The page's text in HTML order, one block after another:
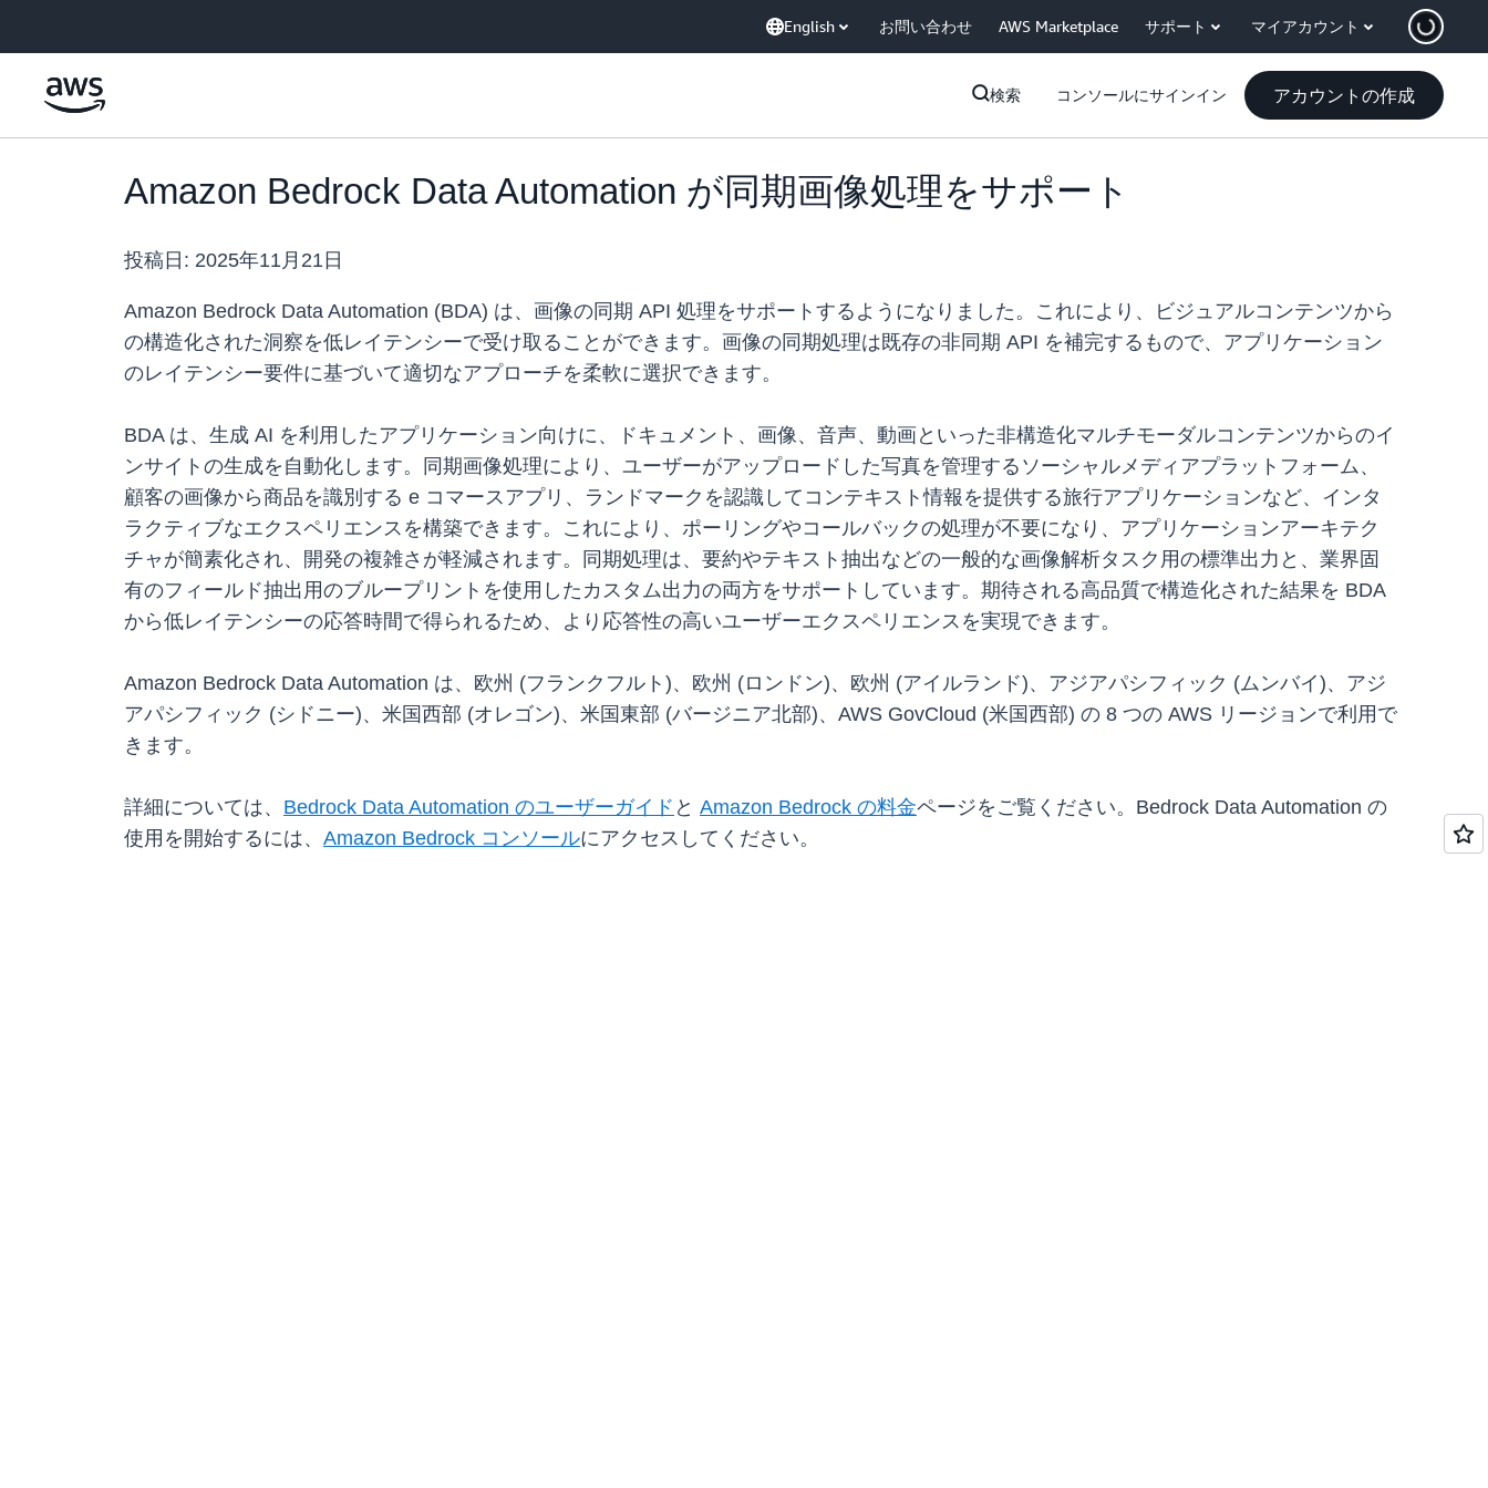
English お問い合わせ AWS Marketplace サポート マイアカウント
検索 コンソールにサインイン アカウントの作成
Amazon Bedrock Data Automation が同期画像処理をサポート
投稿日: 2025年11月21日
Amazon Bedrock Data Automation (BDA) は、画像の同期 API 処理をサポートするようになりました。これにより、ビジュアルコンテンツから
の構造化された洞察を低レイテンシーで受け取ることができます。画像の同期処理は既存の非同期 API を補完するもので、アプリケーション
のレイテンシー要件に基づいて適切なアプローチを柔軟に選択できます。
BDA は、生成 AI を利用したアプリケーション向けに、ドキュメント、画像、音声、動画といった非構造化マルチモーダルコンテンツからのイ
ンサイトの生成を自動化します。同期画像処理により、ユーザーがアップロードした写真を管理するソーシャルメディアプラットフォーム、
顧客の画像から商品を識別する e コマースアプリ、ランドマークを認識してコンテキスト情報を提供する旅行アプリケーションなど、インタ
ラクティブなエクスペリエンスを構築できます。これにより、ポーリングやコールバックの処理が不要になり、アプリケーションアーキテク
チャが簡素化され、開発の複雑さが軽減されます。同期処理は、要約やテキスト抽出などの一般的な画像解析タスク用の標準出力と、業界固
有のフィールド抽出用のブループリントを使用したカスタム出力の両方をサポートしています。期待される高品質で構造化された結果を BDA
から低レイテンシーの応答時間で得られるため、より応答性の高いユーザーエクスペリエンスを実現できます。
Amazon Bedrock Data Automation は、欧州 (フランクフルト)、欧州 (ロンドン)、欧州 (アイルランド)、アジアパシフィック (ムンバイ)、アジ
アパシフィック (シドニー)、米国西部 (オレゴン)、米国東部 (バージニア北部)、AWS GovCloud (米国西部) の 8 つの AWS リージョンで利用で
きます。
詳細については、 Bedrock Data Automation のユーザーガイド と Amazon Bedrock の料金ページをご覧ください。Bedrock Data Automation の
使用を開始するには、 Amazon Bedrock コンソールにアクセスしてください。